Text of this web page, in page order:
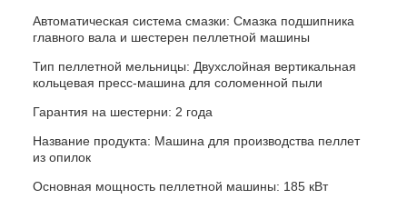
Автоматическая система смазки: Смазка подшипника
главного вала и шестерен пеллетной машины
Тип пеллетной мельницы: Двухслойная вертикальная
кольцевая пресс-машина для соломенной пыли
Гарантия на шестерни: 2 года
Название продукта: Машина для производства пеллет
из опилок
Основная мощность пеллетной машины: 185 кВт